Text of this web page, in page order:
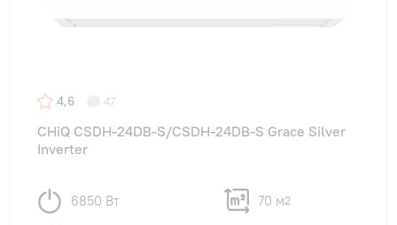
4,6 47
CHiQ CSDH-24DB-S/CSDH-24DB-S Grace Silver
Inverter
6850 Вт 70 м2